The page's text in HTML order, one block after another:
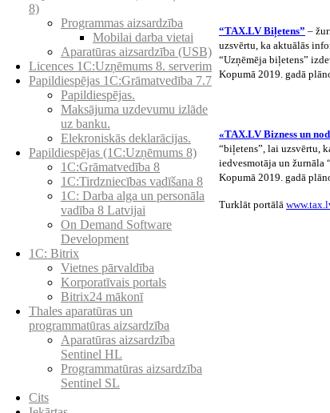
8)
Programmas aizsardzība
Mobilai darba vietai
Aparatūras aizsardzība (USB)
Licences 1C:Uzņēmums 8. serverim
Papildiespējas 1C:Grāmatvedība 7.7
Papildiespējas.
Maksājuma uzdevumu izlāde
uz banku.
Elekroniskās deklarācijas.
Papildiespējas (1C:Uzņēmums 8)
1C:Grāmatvedība 8
1C:Tirdzniecības vadīšana 8
1С: Darba alga un personāla
vadība 8 Latvijai
On Demand Software
Development
1C: Bitrix
Vietnes pārvaldība
Korporatīvais portals
Bitrix24 mākonī
Thales aparatūras un
programmatūras aizsardzība
Aparatūras aizsardzība
Sentinel HL
Programmatūras aizsardzība
Sentinel SL
Cits
“TAX.LV Biļetens” –
uzsvērtu, ka aktuālās
“Uzņēmēja biļetens”
Kopumā 2019. gadā
«TAX.LV Bizness un
“biļetens”, lai uzsvērtu,
iedvesmotāja un žurnāla
Kopumā 2019. gadā
Turklāt portālā